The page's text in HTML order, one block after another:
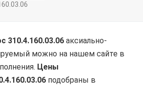
310.4.160.03.06 аксиально-
можно на нашем сайте в
Цены
подобраны в